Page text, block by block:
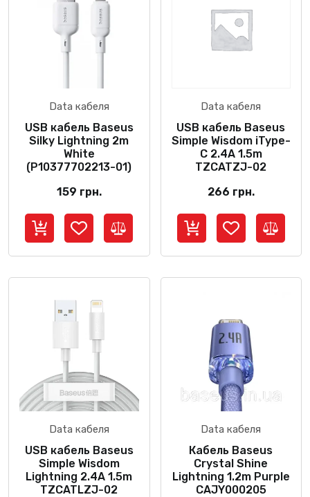
Data кабеля
USB кабель Baseus
Silky Lightning 2m
White
(P10377702213-01)
159 грн.
Data кабеля
USB кабель Baseus
Simple Wisdom iType-
C 2.4A 1.5m
TZCATZJ-02
266 грн.
Data кабеля
USB кабель Baseus
Simple Wisdom
Lightning 2.4A 1.5m
TZCATLZJ-02
Data кабеля
Кабель Baseus
Crystal Shine
Lightning 1.2m Purple
CAJY000205